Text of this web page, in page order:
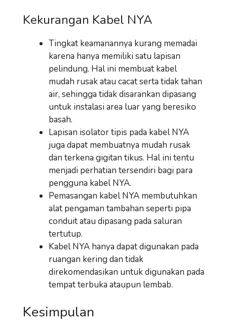
Kekurangan Kabel NYA
Tingkat keamanannya kurang memadai
karena hanya memiliki satu lapisan
pelindung. Hal ini membuat kabel
mudah rusak atau cacat serta tidak tahan
air, sehingga tidak disarankan dipasang
untuk instalasi area luar yang beresiko
basah.
Lapisan isolator tipis pada kabel NYA
juga dapat membuatnya mudah rusak
dan terkena gigitan tikus. Hal ini tentu
menjadi perhatian tersendiri bagi para
pengguna kabel NYA.
Pemasangan kabel NYA membutuhkan
alat pengaman tambahan seperti pipa
conduit atau dipasang pada saluran
tertutup.
Kabel NYA hanya dapat digunakan pada
ruangan kering dan tidak
direkomendasikan untuk digunakan pada
tempat terbuka ataupun lembab.
Kesimpulan